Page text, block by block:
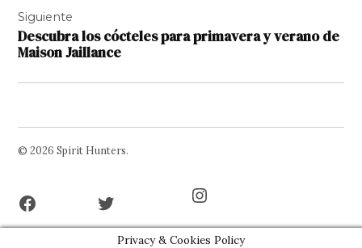
Siguiente
Descubra los cócteles para primavera y verano de
Maison Jaillance
© 2026 Spirit Hunters.
Privacy & Cookies Policy